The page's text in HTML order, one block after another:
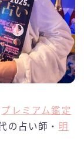
プレミアム鑑定
の占い師・ 明